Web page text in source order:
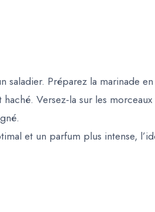
Préparez la marinade
haché. Versez-la sur les
et un parfum plus intense,